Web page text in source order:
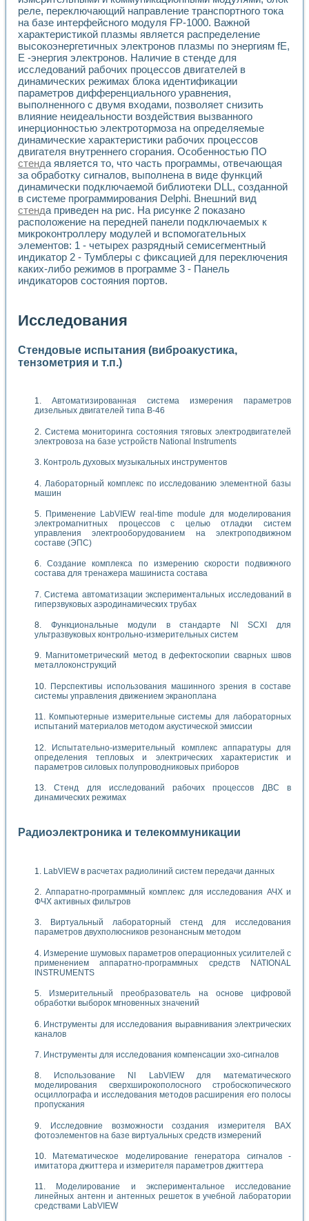
реле, переключающий направление транспортного тока
на базе интерфейсного модуля FP-1000. Важной
характеристикой плазмы является распределение
высокоэнергетичных электронов плазмы по энергиям fE,
E -энергия электронов. Наличие в стенде для
исследований рабочих процессов двигателей в
динамических режимах блока идентификации
параметров дифференциального уравнения,
выполненного с двумя входами, позволяет снизить
влияние неидеальности воздействия вызванного
инерционностью электротормоза на определяемые
динамические характеристики рабочих процессов
двигателя внутреннего сгорания. Особенностью ПО
стенда является то, что часть программы, отвечающая
за обработку сигналов, выполнена в виде функций
динамически подключаемой библиотеки DLL, созданной
в системе программирования Delphi. Внешний вид
стенда приведен на рис. На рисунке 2 показано
расположение на передней панели подключаемых к
микроконтроллеру модулей и вспомогательных
элементов: 1 - четырех разрядный семисегментный
индикатор 2 - Тумблеры с фиксацией для переключения
каких-либо режимов в программе 3 - Панель
индикаторов состояния портов.
Исследования
Стендовые испытания (виброакустика,
тензометрия и т.п.)
Автоматизированная система измерения параметров
дизельных двигателей типа В-46
Система мониторинга состояния тяговых электродвигателей
электровоза на базе устройств National Instruments
Контроль духовых музыкальных инструментов
Лабораторный комплекс по исследованию элементной базы
машин
Применение LabVIEW real-time module для моделирования
электромагнитных процессов с целью отладки систем
управления электрооборудованием на электроподвижном
составе (ЭПС)
Создание комплекса по измерению скорости подвижного
состава для тренажера машиниста состава
Система автоматизации экспериментальных исследований в
гиперзвуковых аэродинамических трубах
Функциональные модули в стандарте Nl SCXI для
ультразвуковых контрольно-измерительных систем
Магнитометрический метод в дефектоскопии сварных швов
металлоконструкций
Перспективы использования машинного зрения в составе
системы управления движением экраноплана
Компьютерные измерительные системы для лабораторных
испытаний материалов методом акустической эмиссии
Испытательно-измерительный комплекс аппаратуры для
определения тепловых и электрических характеристик и
параметров силовых полупроводниковых приборов
Стенд для исследований рабочих процессов ДВС в
динамических режимах
Радиоэлектроника и телекоммуникации
LabVIEW в расчетах радиолиний систем передачи данных
Аппаратно-программный комплекс для исследования АЧХ и
ФЧХ активных фильтров
Виртуальный лабораторный стенд для исследования
параметров двухполюсников резонансным методом
Измерение шумовых параметров операционных усилителей с
применением аппаратно-программных средств NATIONAL
INSTRUMENTS
Измерительный преобразователь на основе цифровой
обработки выборок мгновенных значений
Инструменты для исследования выравнивания электрических
каналов
Инструменты для исследования компенсации эхо-сигналов
Использование NI LabVIEW для математического
моделирования сверхширокополосного стробоскопического
осциллографа и исследования методов расширения его полосы
пропускания
Исследовние возможности создания измерителя ВАХ
фотоэлементов на базе виртуальных средств измерений
Математическое моделирование генератора сигналов -
имитатора джиттера и измерителя параметров джиттера
Моделирование и экспериментальное исследование
линейных антенн и антенных решеток в учебной лаборатории
средствами LabVIEW